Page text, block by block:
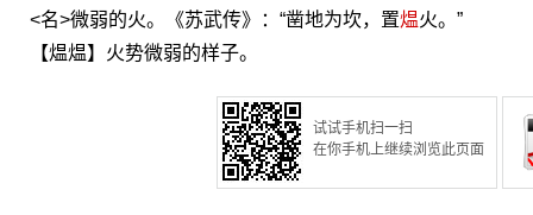
<名>微弱的火。《苏武传》：“凿地为坎，置煴火。”
【煴煴】火势微弱的样子。
试试手机扫一扫
在你手机上继续浏览此页面